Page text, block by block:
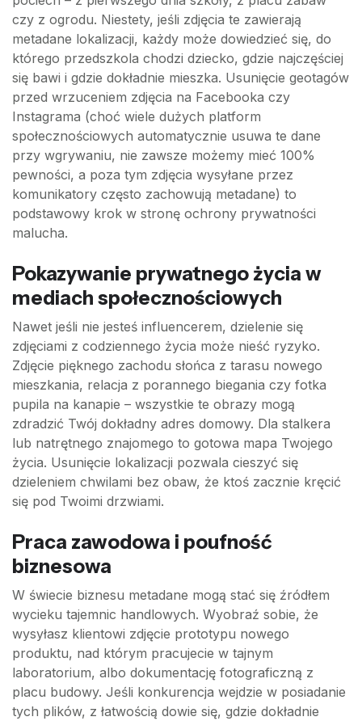
czy z ogrodu. Niestety, jeśli zdjęcia te zawierają
metadane lokalizacji, każdy może dowiedzieć się, do
którego przedszkola chodzi dziecko, gdzie najczęściej
się bawi i gdzie dokładnie mieszka. Usunięcie geotagów
przed wrzuceniem zdjęcia na Facebooka czy
Instagrama (choć wiele dużych platform
społecznościowych automatycznie usuwa te dane
przy wgrywaniu, nie zawsze możemy mieć 100%
pewności, a poza tym zdjęcia wysyłane przez
komunikatory często zachowują metadane) to
podstawowy krok w stronę ochrony prywatności
malucha.
Pokazywanie prywatnego życia w
mediach społecznościowych
Nawet jeśli nie jesteś influencerem, dzielenie się
zdjęciami z codziennego życia może nieść ryzyko.
Zdjęcie pięknego zachodu słońca z tarasu nowego
mieszkania, relacja z porannego biegania czy fotka
pupila na kanapie – wszystkie te obrazy mogą
zdradzić Twój dokładny adres domowy. Dla stalkera
lub natrętnego znajomego to gotowa mapa Twojego
życia. Usunięcie lokalizacji pozwala cieszyć się
dzieleniem chwilami bez obaw, że ktoś zacznie kręcić
się pod Twoimi drzwiami.
Praca zawodowa i poufność
biznesowa
W świecie biznesu metadane mogą stać się źródłem
wycieku tajemnic handlowych. Wyobraź sobie, że
wysyłasz klientowi zdjęcie prototypu nowego
produktu, nad którym pracujecie w tajnym
laboratorium, albo dokumentację fotograficzną z
placu budowy. Jeśli konkurencja wejdzie w posiadanie
tych plików, z łatwością dowie się, gdzie dokładnie